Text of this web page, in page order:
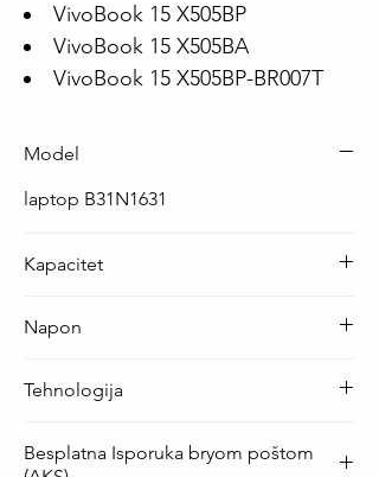
VivoBook 15 X505BP
VivoBook 15 X505BA
VivoBook 15 X505BP-BR007T
Model
laptop B31N1631
Kapacitet
Napon
Tehnologija
Besplatna Isporuka bryom poštom